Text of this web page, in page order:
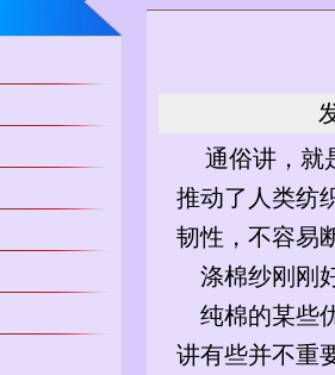
通俗讲，就
推动了人类纺
韧性，不容易
涤棉纱刚刚
纯棉的某些
讲有些并不重